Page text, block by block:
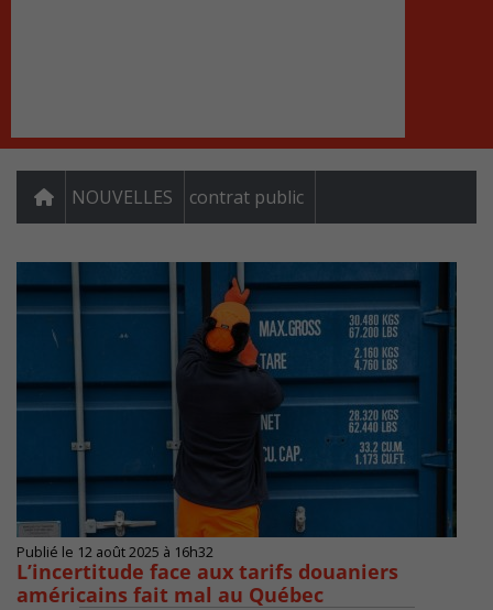
NOUVELLES contrat public
Publié le 12 août 2025 à 16h32
L’incertitude face aux tarifs douaniers
américains fait mal au Québec